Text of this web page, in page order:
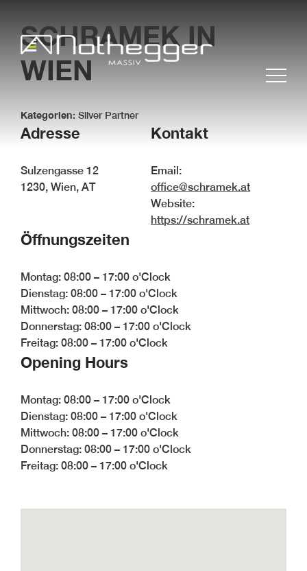
BLOG #37 Präzise
Möbelfertigteile für
BLOG #34-
SCHRAMEKIN
WIEN
Kategorien: Silver Partner
Adresse
Sulzengasse 12
1230, Wien, AT
Kontakt
Email:
office@schramek.at
Website:
https://schramek.at
Öffnungszeiten
Montag: 08:00 – 17:00 o'Clock
Dienstag: 08:00 – 17:00 o'Clock
Mittwoch: 08:00 – 17:00 o'Clock
Donnerstag: 08:00 – 17:00 o'Clock
Freitag: 08:00 – 17:00 o'Clock
Opening Hours
Montag: 08:00 – 17:00 o'Clock
Dienstag: 08:00 – 17:00 o'Clock
Mittwoch: 08:00 – 17:00 o'Clock
Donnerstag: 08:00 – 17:00 o'Clock
Freitag: 08:00 – 17:00 o'Clock